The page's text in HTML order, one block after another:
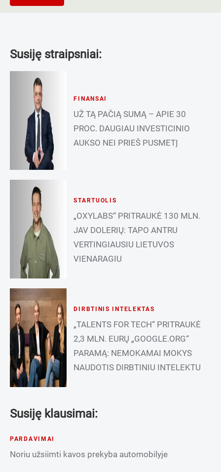
Susiję straipsniai:
FINANSAI
UŽ TĄ PAČIĄ SUMĄ – APIE 30
PROC. DAUGIAU INVESTICINIO
AUKSO NEI PRIEŠ PUSMETĮ
STARTUOLIS
„OXYLABS“ PRITRAUKĖ 130 MLN.
JAV DOLERIŲ: TAPO ANTRU
VERTINGIAUSIU LIETUVOS
VIENARAGIU
DIRBTINIS INTELEKTAS
„TALENTS FOR TECH“ PRITRAUKĖ
2,3 MLN. EURŲ „GOOGLE.ORG“
PARAMĄ: NEMOKAMAI MOKYS
NAUDOTIS DIRBTINIU INTELEKTU
Susiję klausimai:
PARDAVIMAI
Noriu užsiimti kavos prekyba automobilyje